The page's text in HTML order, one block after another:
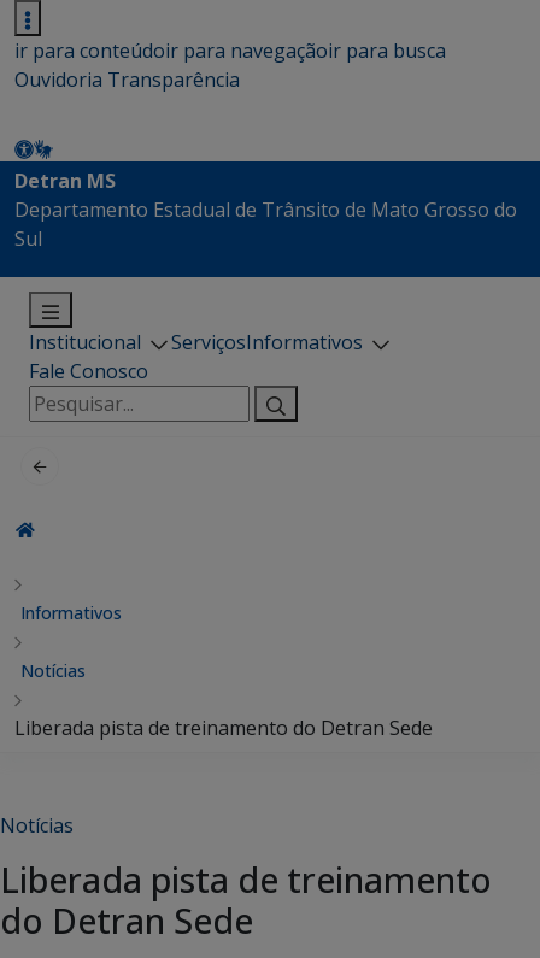
ir para conteúdoir para navegaçãoir para busca
Ouvidoria Transparência
Detran MS
Departamento Estadual de Trânsito de Mato Grosso do
Sul
Institucional ServiçosInformativos
Fale Conosco
Pesquisar
por:
Informativos
Notícias
Liberada pista de treinamento do Detran Sede
Notícias
Liberada pista de treinamento
do Detran Sede